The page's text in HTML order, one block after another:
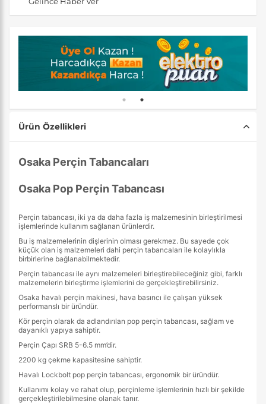
Ürün Özellikleri
Osaka Perçin Tabancaları
Osaka Pop Perçin Tabancası
Perçin tabancası, iki ya da daha fazla iş malzemesinin birleştirilmesi
işlemlerinde kullanım sağlanan ürünlerdir.
Bu iş malzemelerinin dişlerinin olması gerekmez. Bu sayede çok
küçük olan iş malzemeleri dahi perçin tabancaları ile kolaylıkla
birbirlerine bağlanabilmektedir.
Perçin tabancası ile aynı malzemeleri birleştirebileceğiniz gibi, farklı
malzemelerin birleştirme işlemlerini de gerçekleştirebilirsiniz.
Osaka havalı perçin makinesi, hava basıncı ile çalışan yüksek
performanslı bir üründür.
Kör perçin olarak da adlandırılan pop perçin tabancası, sağlam ve
dayanıklı yapıya sahiptir.
Perçin Çapı SRB 5-6.5 mm’dir.
2200 kg çekme kapasitesine sahiptir.
Havalı Lockbolt pop perçin tabancası, ergonomik bir üründür.
Kullanımı kolay ve rahat olup, perçinleme işlemlerinin hızlı bir şekilde
gerçekleştirilebilmesine olanak tanır.